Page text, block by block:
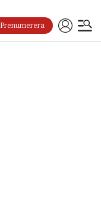
Prenumerera